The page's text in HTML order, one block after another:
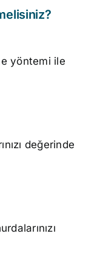
yöntemi ile
değerinde